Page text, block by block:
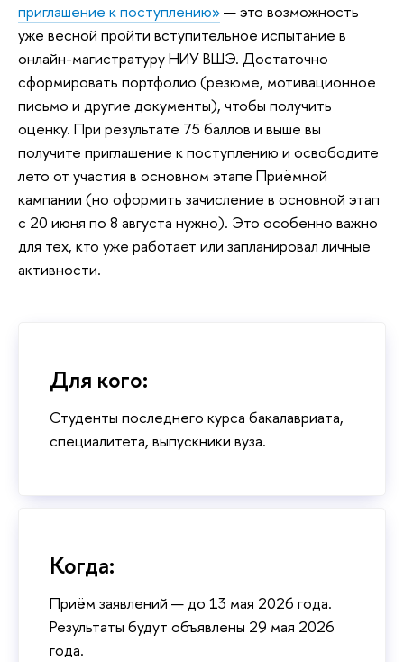
приглашение к поступлению»— это возможность
уже весной пройти вступительное испытание в
онлайн-магистратуру НИУ ВШЭ. Достаточно
сформировать портфолио (резюме, мотивационное
письмо и другие документы), чтобы получить
оценку. При результате 75 баллов и выше вы
получите приглашение к поступлению и освободите
лето от участия в основном этапе Приёмной
кампании (но оформить зачисление в основной этап
с 20 июня по 8 августа нужно). Это особенно важно
для тех, кто уже работает или запланировал личные
активности.
Для кого:
Студенты последнего курса бакалавриата,
специалитета, выпускники вуза.
Когда:
Приём заявлений — до 13 мая 2026 года.
Результаты будут объявлены 29 мая 2026
года.